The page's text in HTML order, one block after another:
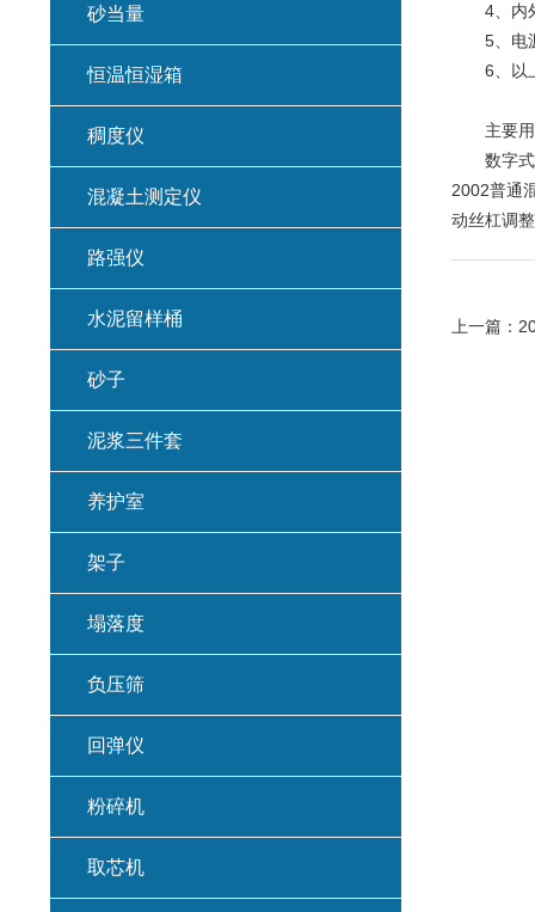
4、内外
5、电源
6、以上
主要用
数字式压
2002普通
动丝杠调
上一篇：
砂当量
恒温恒湿箱
稠度仪
混凝土测定仪
路强仪
水泥留样桶
砂子
泥浆三件套
养护室
架子
塌落度
负压筛
回弹仪
粉碎机
取芯机